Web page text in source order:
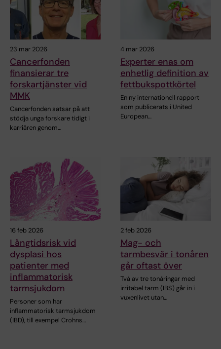
23 mar 2026
Cancerfonden
finansierar tre
forskartjänster vid
MMK
Cancerfonden satsar på att
stödja unga forskare tidigt i
karriären genom…
4 mar 2026
Experter enas om
enhetlig definition av
fettbukspottkörtel
En ny internationell rapport
som publicerats i United
European…
16 feb 2026
Långtidsrisk vid
dysplasi hos
patienter med
inflammatorisk
tarmsjukdom
Personer som har
inflammatorisk tarmsjukdom
(IBD), till exempel Crohns…
2 feb 2026
Mag- och
tarmbesvär i tonåren
går oftast över
Två av tre tonåringar med
irritabel tarm (IBS) går in i
vuxenlivet utan…